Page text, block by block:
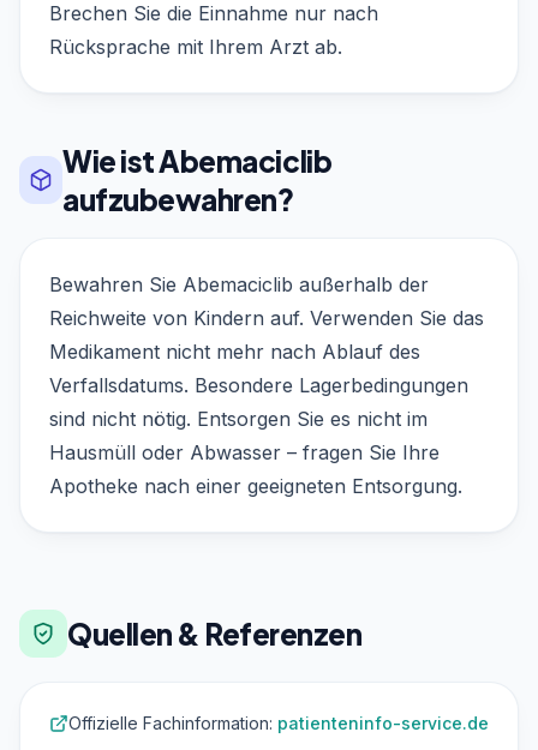
Brechen Sie die Einnahme nur nach
Rücksprache mit Ihrem Arzt ab.
Wie ist Abemaciclib
aufzubewahren?
Bewahren Sie Abemaciclib außerhalb der
Reichweite von Kindern auf. Verwenden Sie das
Medikament nicht mehr nach Ablauf des
Verfallsdatums. Besondere Lagerbedingungen
sind nicht nötig. Entsorgen Sie es nicht im
Hausmüll oder Abwasser – fragen Sie Ihre
Apotheke nach einer geeigneten Entsorgung.
Quellen & Referenzen
Offizielle Fachinformation: patienteninfo-service.de